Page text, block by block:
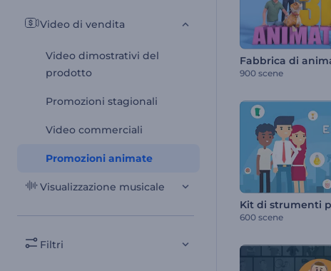
Video di vendita
Video dimostrativi del
prodotto
Promozioni stagionali
Video commerciali
Promozioni animate
Visualizzazione musicale
Filtri
Fabbrica di
900 scene
600 scene